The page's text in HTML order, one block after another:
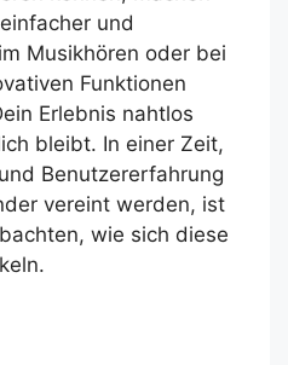
und
Musikhören oder bei
Funktionen
Erlebnis nahtlos
bleibt. In einer Zeit,
Benutzererfahrung
vereint werden, ist
wie sich diese